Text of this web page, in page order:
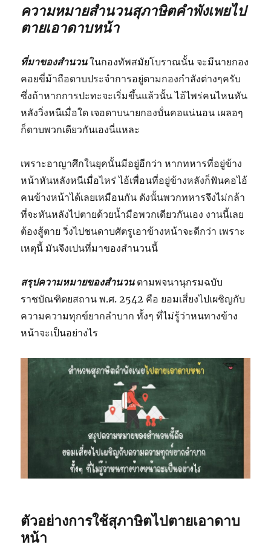
ความหมายสำนวนสุภาษิตคำพังเพยไป
ตายเอาดาบหน้า
ที่มาของสำนวนในกองทัพสมัยโบราณนั้น จะมีนายกอง
คอยขี่ม้าถือดาบประจำการอยู่ตามกองกำลังต่างๆครับ
ซึ่งถ้าหากการปะทะจะเริ่มขึ้นแล้วนั้น ไอ้ไพร่คนไหนหัน
หลังวิ่งหนีเมื่อใด เจอดาบนายกองบั่นคอแน่นอน เผลอๆ
ก็ดาบพวกเดียวกันเองนี่แหละ
เพราะอาญาศึกในยุคนั้นมีอยู่อีกว่า หากทหารที่อยู่ข้าง
หน้าหันหลังหนีเมื่อไหร่ ไอ้เพื่อนที่อยู่ข้างหลังก็ฟันคอไอ้
คนข้างหน้าได้เลยเหมือนกัน ดังนั้นพวกทหารจึงไม่กล้า
ที่จะหันหลังไปตายด้วยน้ำมือพวกเดียวกันเอง งานนี้เลย
ต้องสู้ตาย วิ่งไปชนดาบศัตรูเอาข้างหน้าจะดีกว่า เพราะ
เหตุนี้ มันจึงเปนที่มาของสำนวนนี้
สรุปความหมายของสำนวนตามพจนานุกรมฉบับ
ราชบัณฑิตยสถาน พ.ศ. 2542 คือ ยอมเสี่ยงไปเผชิญกับ
ความความทุกข์ยากลำบาก ทั้งๆ ที่ไม่รู้ว่าหนทางข้าง
หน้าจะเป็นอย่างไร
ตัวอย่างการใช้สุภาษิตไปตายเอาดาบ
หน้า